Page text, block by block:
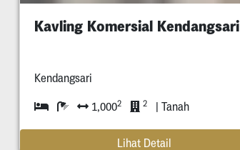
Kavling Komersial Kendangsari
Kendangsari
1,0002 2 | Tanah
Lihat Detail